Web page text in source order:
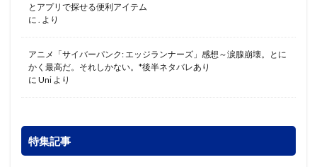
とアプリで探せる便利アイテム
に
より
アニメ「サイバーパンク: エッジランナーズ」感想～涙腺崩壊。とに
かく最高だ。それしかない。*後半ネタバレあり
に Uni より
特集記事